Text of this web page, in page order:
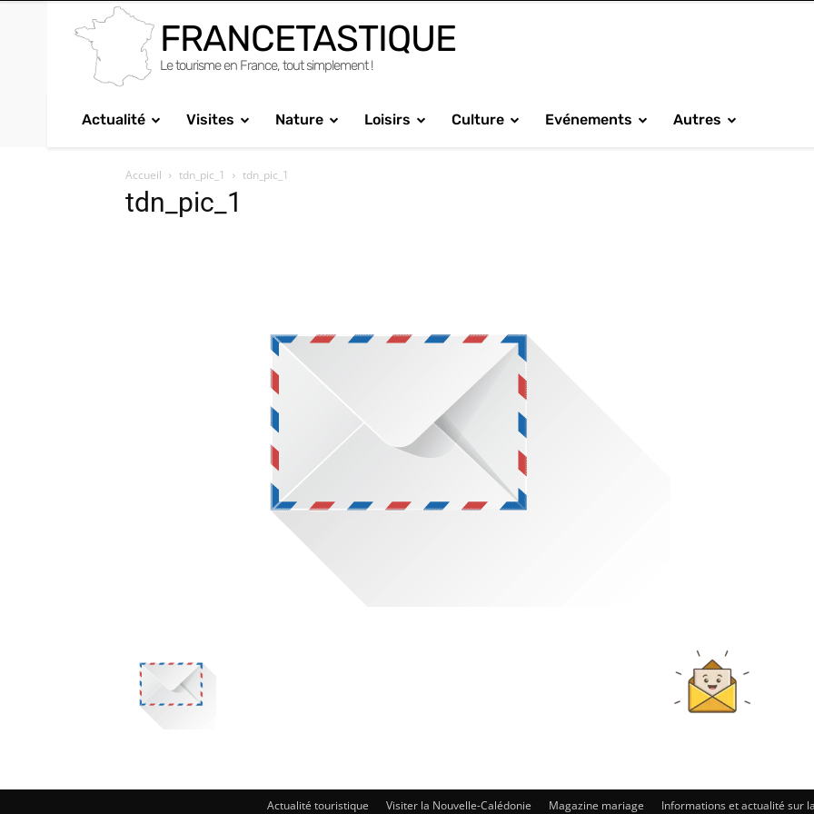
FRANCETASTIQUE
Le tourisme en France, tout simplement !
Actualité Visites Nature Loisirs Culture Evénements Autres
Accueil tdn_pic_1 tdn_pic_1
tdn_pic_1
Actualité touristique Visiter la Nouvelle-Calédonie Magazine mariage Informations et actualité sur